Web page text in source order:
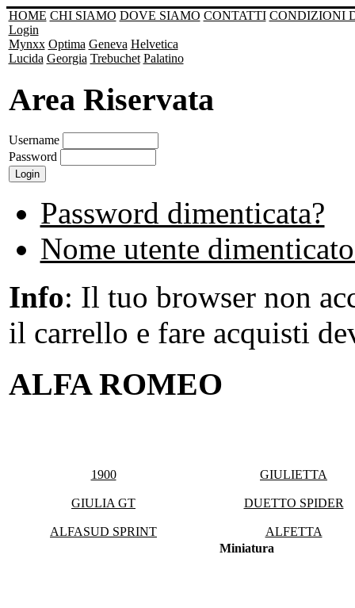
HOME CHI SIAMO DOVE SIAMO CONTATTI CONDIZIONI
Login
Mynxx Optima Geneva Helvetica
Lucida Georgia Trebuchet Palatino
Area Riservata
Username
Password
Password dimenticata?
Nome utente
Info: Il tuo browser non
il carrello e fare acquisti
ALFA ROMEO
1900 GIULIETTA
GIULIA GT DUETTO SPIDER
ALFASUD SPRINT
ALFETTA
Miniatura